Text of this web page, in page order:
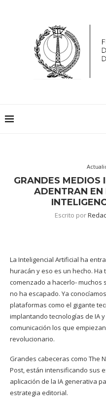
GRANDES MEDIOS
ADENTRAN
Escrito por
La Inteligencial Artificial ha
huracán y eso es un hecho.
comenzado a hacerlo- muchos
no ha escapado. Ya
plataformas como el gigante
implantando tecnologías de IA
comunicación los que
revolucionario.
Grandes cabeceras como The
Post, están intensificando sus
aplicación de la IA generativa
estrategia editorial.